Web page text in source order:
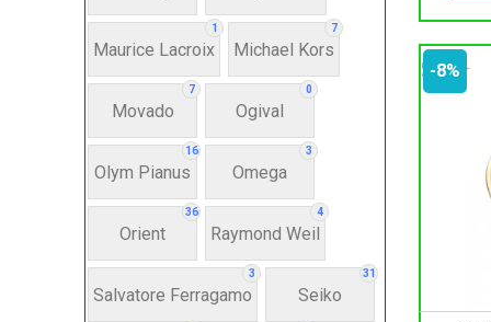
1
Maurice Lacroix
7
Michael Kors
7
Movado
0
Ogival
16
Olym Pianus
3
Omega
36
Orient
4
Raymond Weil
3
Salvatore Ferragamo
31
Seiko
22-
Thẻ
-8%